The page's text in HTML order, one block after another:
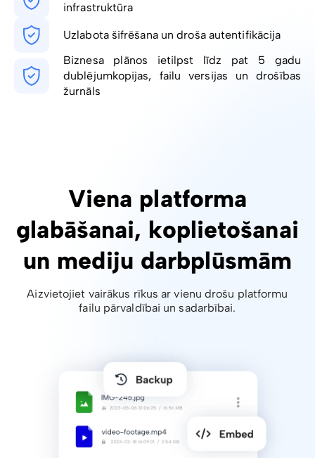
infrastruktūra
Uzlabota šifrēšana un droša autentifikācija
Biznesa plānos ietilpst līdz pat 5 gadu
dublējumkopijas, failu versijas un drošības
žurnāls
Viena platforma
glabāšanai, koplietošanai
un mediju darbplūsmām
Aizvietojiet vairākus rīkus ar vienu drošu platformu
failu pārvaldībai un sadarbībai.